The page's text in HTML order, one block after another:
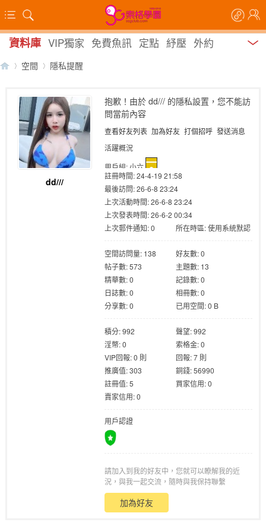
資料庫 VIP獨家 免費魚訊 定點 紓壓 外約
空間
›
隱私提醒
dd///
抱歉！由於 dd/// 的隱私設置，您不能訪
問當前內容
查看好友列表 加為好友 打個招呼 發送消息
活躍概況
用戶組: 小六
註冊時間: 24-4-19 21:58
最後訪問: 26-6-8 23:24
上次活動時間: 26-6-8 23:24
上次發表時間: 26-6-2 00:34
上次郵件通知: 0
所在時區: 使用系統默認
空間訪問量: 138
好友數: 0
帖子數: 573
主題數: 13
精華數: 0
記錄數: 0
日誌數: 0
相冊數: 0
分享數: 0
已用空間: 0 B
積分: 992
聲望: 992
淫幣: 0
索格金: 0
VIP回報: 0 則
回報: 7 則
推廣值: 303
銅錢: 56990
註冊值: 5
買家信用: 0
賣家信用: 0
用戶認證
請加入到我的好友中，您就可以瞭解我的近
況，與我一起交流，隨時與我保持聯繫
加為好友